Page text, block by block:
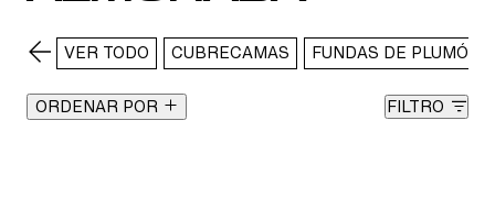
VER TODO CUBRECAMAS FUNDAS DE PLUMÓN
ORDENAR POR FILTRO